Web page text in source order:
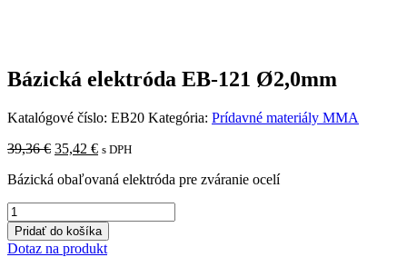
Bázická elektróda EB-121 Ø2,0mm
Katalógové číslo: EB20 Kategória: Prídavné materiály MMA
39,36€ Pôvodná
bola:
35,42 €Aktuálna
je:
s DPH
Bázická obaľovaná elektróda pre zváranie ocelí
množstvo
Bázická
elektróda
EB-
Pridať do košíka
Dotaz na produkt